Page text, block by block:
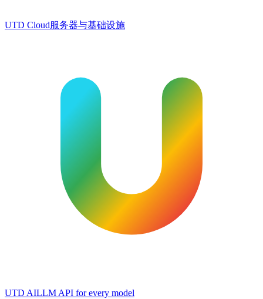
UTD Cloud服务器与基础设施
UTD AILLM API for every model